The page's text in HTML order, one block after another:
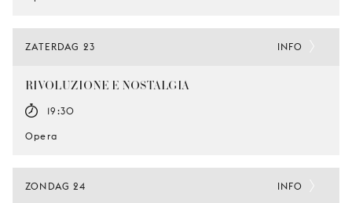
ZATERDAG 23
RIVOLUZIONE E NOSTALGIA
19:30
Opera
INFO
ZONDAG 24 INFO